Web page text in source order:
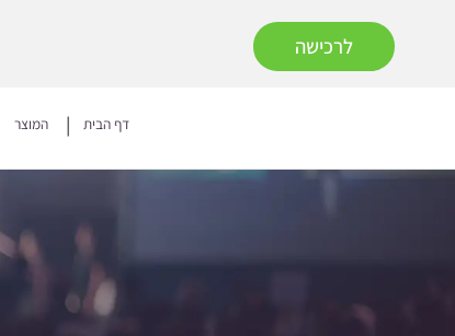
לרכישה
דף הבית המוצר